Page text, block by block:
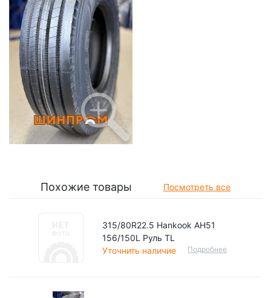
Похожие товары Посмотреть все
315/80R22.5 Hankook AH51
156/150L Руль TL
Уточнить наличие
Подробнее